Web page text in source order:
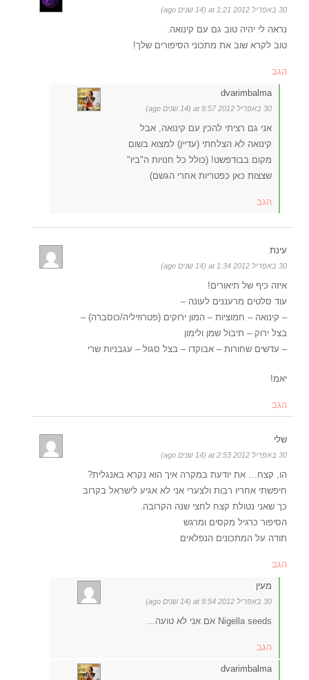
30 באפריל 2012 at 1:21 (14 שנים ago)
נראה לי יהיה טוב גם עם קינואה.
טוב לקרא שוב את מתכוני הסיפורים שלך!
הגב
dvarimbalma
30 באפריל 2012 at 9:57 (14 שנים ago)
אני גם רציתי להכין עם קינואה, אבל
קינואה לא הצלחתי (עדיין) למצוא בשום
מקום בבודפשט! (כולל כל חנויות ה"ביו"
שצצות כאן כפטריות אחרי הגשם)
הגב
עינת
30 באפריל 2012 at 1:34 (14 שנים ago)
איזה כיף של תיאורים!
עוד סלטים מרעננים לעונה –
– קינואה – חמוציות – המון ירוקים (פטרוזיליה/כוסברה) –
בצל ירוק – תיבול שמן ולימון
– עדשים שחורות – אבוקדו – בצל סגול – עגבניות שרי
יאמ!
הגב
שלי
30 באפריל 2012 at 2:53 (14 שנים ago)
הו, קצח… את יודעת במקרה איך הוא נקרא באנגלית?
חיפשתי אחריו רבות ולצערי אני לא אגיע לישראל בקרוב
כך שאני נטולת קצח לחצי שנה הקרובה.
הסיפור כרגיל מקסים ומרגש
תודה על המתכונים הנפלאים
הגב
מעין
30 באפריל 2012 at 9:54 (14 שנים ago)
Nigella seeds אם אני לא טועה…
הגב
dvarimbalma